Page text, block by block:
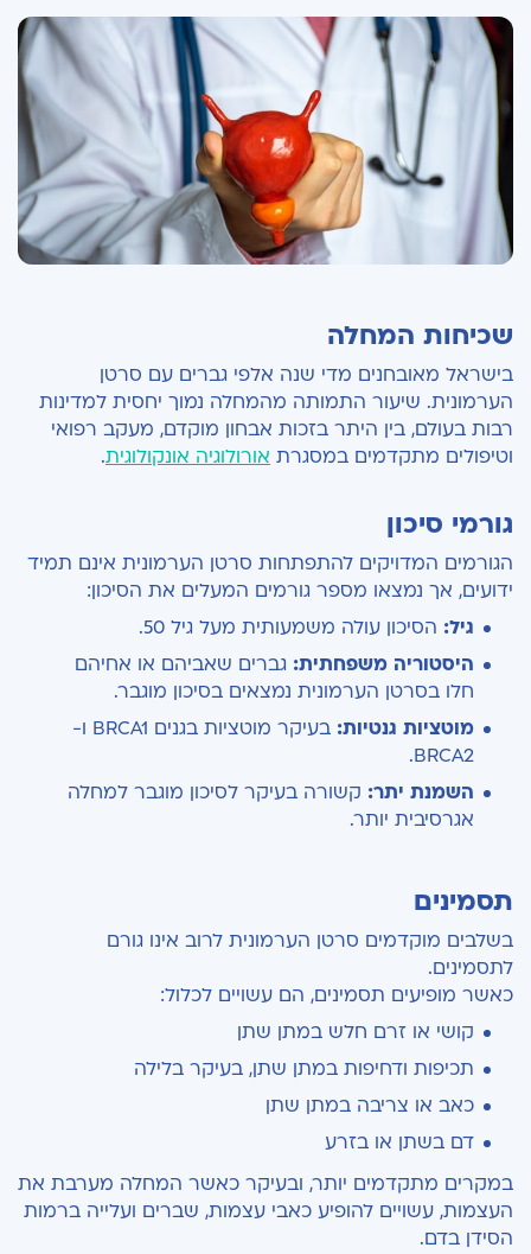
שכיחות המחלה
בישראל מאובחנים מדי שנה אלפי גברים עם סרטן
הערמונית. שיעור התמותה מהמחלה נמוך יחסית למדינות
רבות בעולם, בין היתר בזכות אבחון מוקדם, מעקב רפואי
וטיפולים מתקדמים במסגרת אורולוגיה אונקולוגית.
גורמי סיכון
הגורמים המדויקים להתפתחות סרטן הערמונית אינם תמיד
ידועים, אך נמצאו מספר גורמים המעלים את הסיכון:
גיל: הסיכון עולה משמעותית מעל גיל 50.
היסטוריה משפחתית: גברים שאביהם או אחיהם
חלו בסרטן הערמונית נמצאים בסיכון מוגבר.
מוטציות גנטיות:
בעיקר מוטציות בגנים BRCA1 ו-
BRCA2.
השמנת יתר: קשורה בעיקר לסיכון מוגבר למחלה
אגרסיבית יותר.
תסמינים
בשלבים מוקדמים סרטן הערמונית לרוב אינו גורם
לתסמינים.
כאשר מופיעים תסמינים, הם עשויים לכלול:
קושי או זרם חלש במתן שתן
תכיפות ודחיפות במתן שתן, בעיקר בלילה
כאב או צריבה במתן שתן
דם בשתן או בזרע
במקרים מתקדמים יותר, ובעיקר כאשר המחלה מערבת את
העצמות, עשויים להופיע כאבי עצמות, שברים ועלייה ברמות
הסידן בדם.